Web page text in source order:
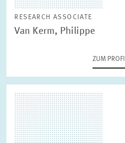
RESEARCH ASSOCIATE
Van Kerm, Philippe
ZUM PROFIL